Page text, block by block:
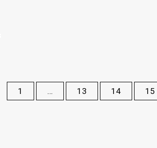
1 … 13 14 15